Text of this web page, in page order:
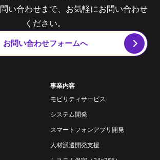
い合わせまで、お気軽にお問い合わせ
ください。
お問い合わせフォームへ
事業内容
モビリティサービス
システム開発
スマートフォンアプリ開発
人材派遣開発支援